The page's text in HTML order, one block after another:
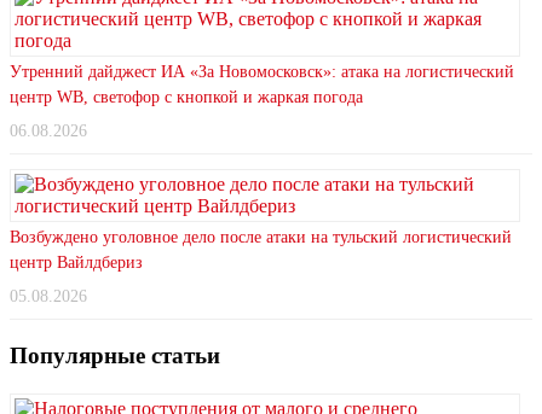
Утренний дайджест ИА «За Новомосковск»: атака на логистический
центр WB, светофор с кнопкой и жаркая погода
06.08.2026
Возбуждено уголовное дело после атаки на тульский логистический
центр Вайлдбериз
05.08.2026
Популярные статьи